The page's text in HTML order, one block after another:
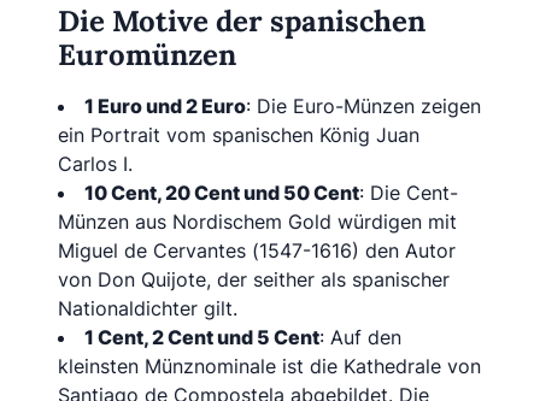
Die Motive der spanischen
Euromünzen
1 Euro und 2 Euro: Die Euro-Münzen zeigen
ein Portrait vom spanischen König Juan
Carlos I.
10 Cent, 20 Cent und 50 Cent: Die Cent-
Münzen aus Nordischem Gold würdigen mit
Miguel de Cervantes (1547-1616) den Autor
von Don Quijote, der seither als spanischer
Nationaldichter gilt.
1 Cent, 2 Cent und 5 Cent: Auf den
kleinsten Münznominale ist die Kathedrale von
Santiago de Compostela abgebildet. Die